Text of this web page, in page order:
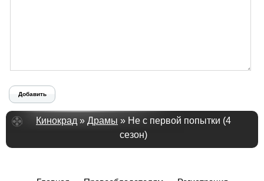
Добавить
Кинокрад » Драмы » Не с первой попытки (4
сезон)